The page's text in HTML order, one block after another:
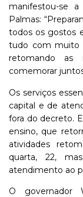
manifestou-se
Palmas:
todos os gostos
tudo com muito
retomando as
comemorar
Os serviços
capital e de
fora do decreto.
ensino, que
atividades
quarta, 22,
atendimento ao
O governador